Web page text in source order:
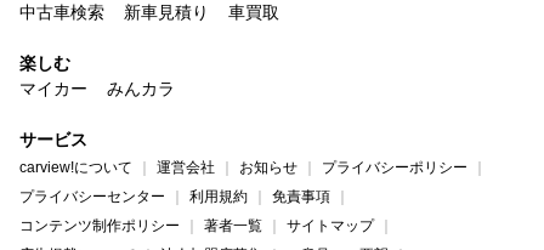
中古車検索
新車見積り 車買取
楽しむ
マイカー
みんカラ
サービス
carview!について 運営会社 お知らせ
プライバシーポリシー
プライバシーセンター
利用規約
免責事項
コンテンツ制作ポリシー
著者一覧
サイトマップ